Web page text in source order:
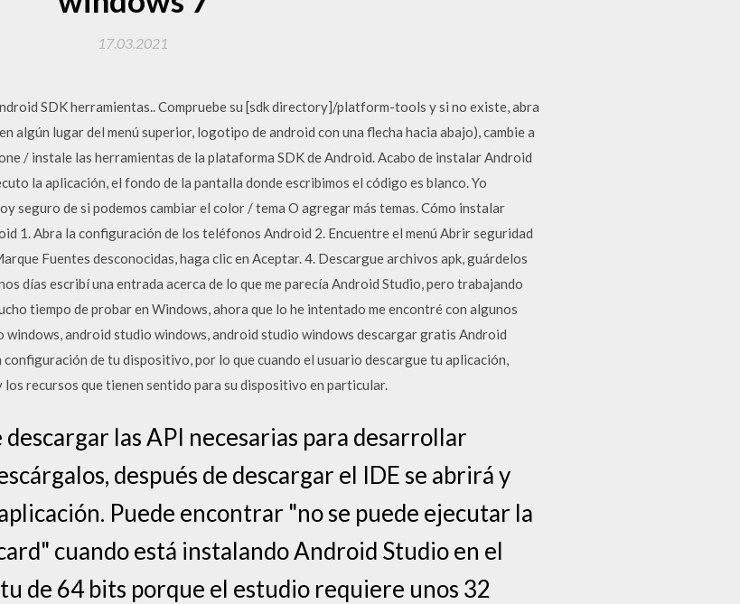
17.03.2021
SDK herramientas.. Compruebe su [sdk directory]/platform-tools y si no existe, abra
algún lugar del menú superior, logotipo de android con una flecha hacia abajo), cambie a
/ instale las herramientas de la plataforma SDK de Android. Acabo de instalar Android
la aplicación, el fondo de la pantalla donde escribimos el código es blanco. Yo
seguro de si podemos cambiar el color / tema O agregar más temas. Cómo instalar
1. Abra la configuración de los teléfonos Android 2. Encuentre el menú Abrir seguridad
Fuentes desconocidas, haga clic en Aceptar. 4. Descargue archivos apk, guárdelos
días escribí una entrada acerca de lo que me parecía Android Studio, pero trabajando
tiempo de probar en Windows, ahora que lo he intentado me encontré con algunos
windows, android studio windows, android studio windows descargar gratis Android
de tu dispositivo, por lo que cuando el usuario descargue tu aplicación,
recursos que tienen sentido para su dispositivo en particular.
las API necesarias para desarrollar
después de descargar el IDE se abrirá y
Puede encontrar "no se puede ejecutar la
cuando está instalando Android Studio en el
de 64 bits porque el estudio requiere unos 32